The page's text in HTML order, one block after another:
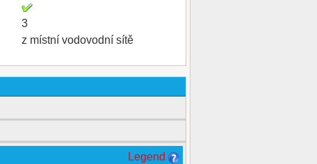
3
z místní vodovodní sítě
Legend